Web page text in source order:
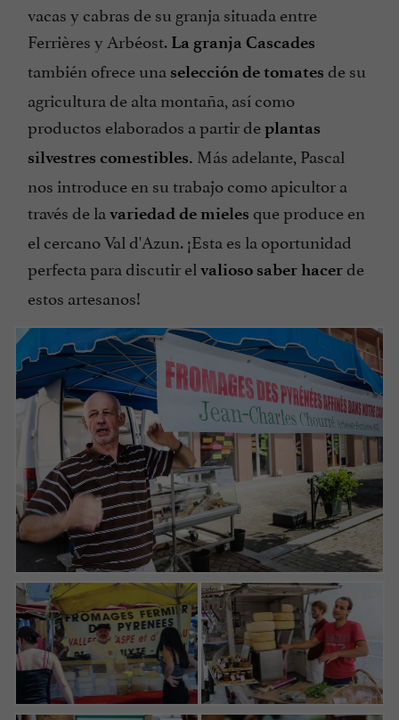
vacas y cabras de su granja situada entre
Ferrières y Arbéost. La granja Cascades
también ofrece una selección de tomates de su
agricultura de alta montaña, así como
productos elaborados a partir deplantas
silvestres comestibles. Más adelante, Pascal
nos introduce en su trabajo como apicultor a
través de la variedad de mieles que produce en
el cercano Val d'Azun. ¡Esta es la oportunidad
perfecta para discutir el valioso saber hacerde
estos artesanos!